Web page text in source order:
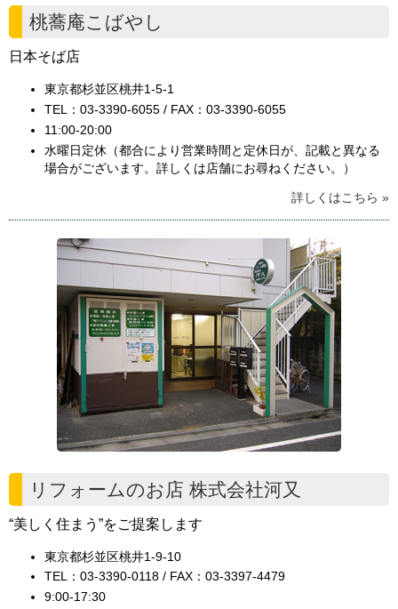
桃蕎庵こばやし
日本そば店
東京都杉並区桃井1-5-1
TEL：03-3390-6055 / FAX：03-3390-6055
11:00-20:00
水曜日定休（都合により営業時間と定休日が、記載と異なる
場合がございます。詳しくは店舗にお尋ねください。）
詳しくはこちら »
リフォームのお店 株式会社河又
“美しく住まう”をご提案します
東京都杉並区桃井1-9-10
TEL：03-3390-0118 / FAX：03-3397-4479
9:00-17:30